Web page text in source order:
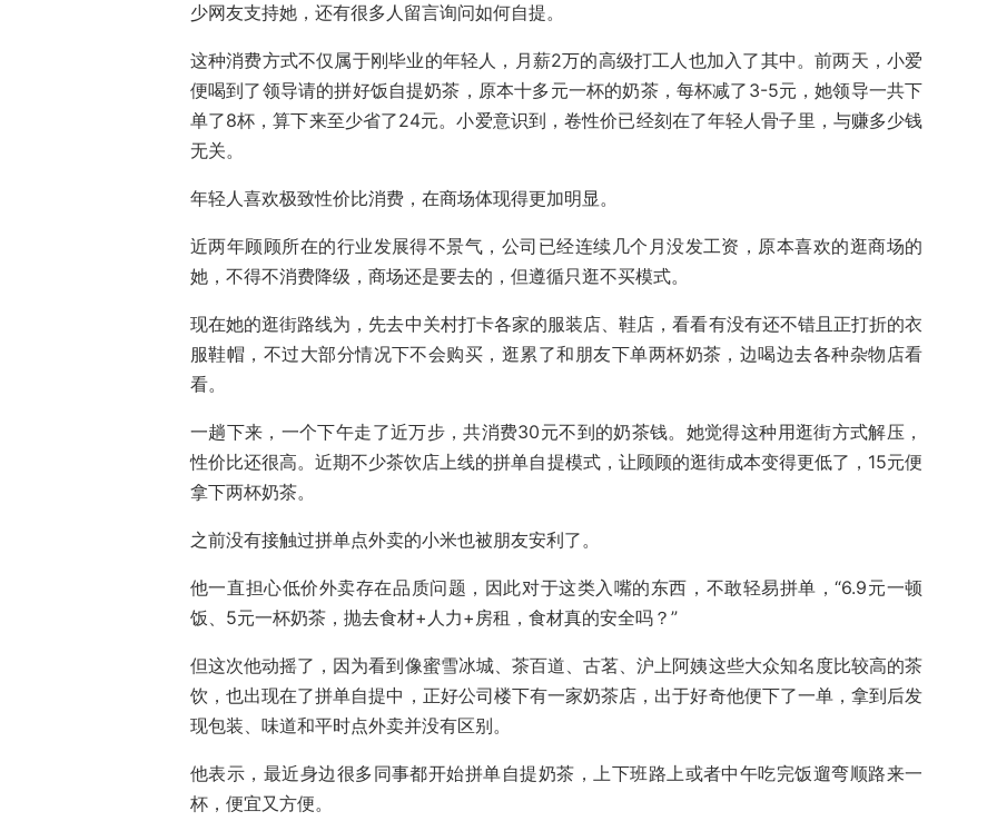
少网友支持她，还有很多人留言询问如何自提。
这种消费方式不仅属于刚毕业的年轻人，月薪2万的高级打工人也加入了其中。前两天，小爱
便喝到了领导请的拼好饭自提奶茶，原本十多元一杯的奶茶，每杯减了3-5元，她领导一共下
单了8杯，算下来至少省了24元。小爱意识到，卷性价已经刻在了年轻人骨子里，与赚多少钱
无关。
年轻人喜欢极致性价比消费，在商场体现得更加明显。
近两年顾顾所在的行业发展得不景气，公司已经连续几个月没发工资，原本喜欢的逛商场的
她，不得不消费降级，商场还是要去的，但遵循只逛不买模式。
现在她的逛街路线为，先去中关村打卡各家的服装店、鞋店，看看有没有还不错且正打折的衣
服鞋帽，不过大部分情况下不会购买，逛累了和朋友下单两杯奶茶，边喝边去各种杂物店看
看。
一趟下来，一个下午走了近万步，共消费30元不到的奶茶钱。她觉得这种用逛街方式解压，
性价比还很高。近期不少茶饮店上线的拼单自提模式，让顾顾的逛街成本变得更低了，15元便
拿下两杯奶茶。
之前没有接触过拼单点外卖的小米也被朋友安利了。
他一直担心低价外卖存在品质问题，因此对于这类入嘴的东西，不敢轻易拼单，“6.9元一顿
饭、5元一杯奶茶，抛去食材+人力+房租，食材真的安全吗？”
但这次他动摇了，因为看到像蜜雪冰城、茶百道、古茗、沪上阿姨这些大众知名度比较高的茶
饮，也出现在了拼单自提中，正好公司楼下有一家奶茶店，出于好奇他便下了一单，拿到后发
现包装、味道和平时点外卖并没有区别。
他表示，最近身边很多同事都开始拼单自提奶茶，上下班路上或者中午吃完饭遛弯顺路来一
杯，便宜又方便。